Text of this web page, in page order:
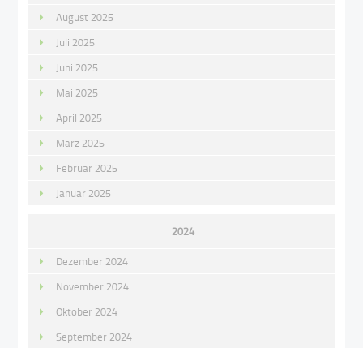
August 2025
Juli 2025
Juni 2025
Mai 2025
April 2025
März 2025
Februar 2025
Januar 2025
2024
Dezember 2024
November 2024
Oktober 2024
September 2024